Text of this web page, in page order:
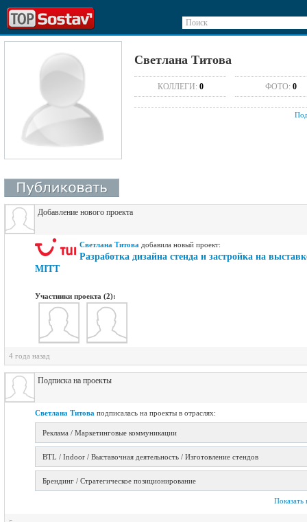
Поиск
Светлана Титова
КОЛЛЕГИ: 0 ФОТО: 0
Добавление нового проекта
Светлана Титова добавилa новый проект:
Разработка дизайна стенда и застройка на
MITT
Участники проекта (2):
4 года назад
Подписка на проекты
Светлана Титова подписалась на проекты в отраслях:
Реклама / Маркетинговые коммуникации
BTL / Indoor / Выставочная деятельность / Изготовление стендов
Брендинг / Стратегическое позиционирование
Показать